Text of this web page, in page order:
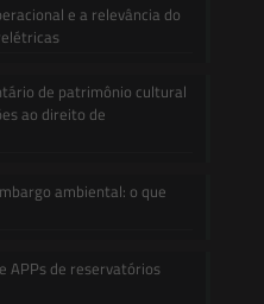
e a relevância do
de patrimônio cultural
ao direito de
ambiental: o que
APPs de reservatórios